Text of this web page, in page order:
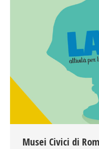
Musei Civici di